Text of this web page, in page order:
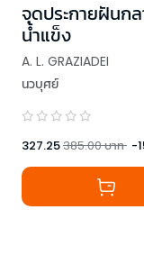
จุดประกายฝันก
น้ำแข็ง
A. L. GRAZIADEI
นวบุศย์
327.25385.00บาท -